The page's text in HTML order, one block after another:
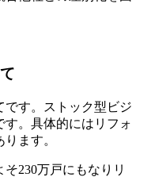
です。ストック型ビジ
。具体的にはリフォ
ます。
230万戸にもなりリ